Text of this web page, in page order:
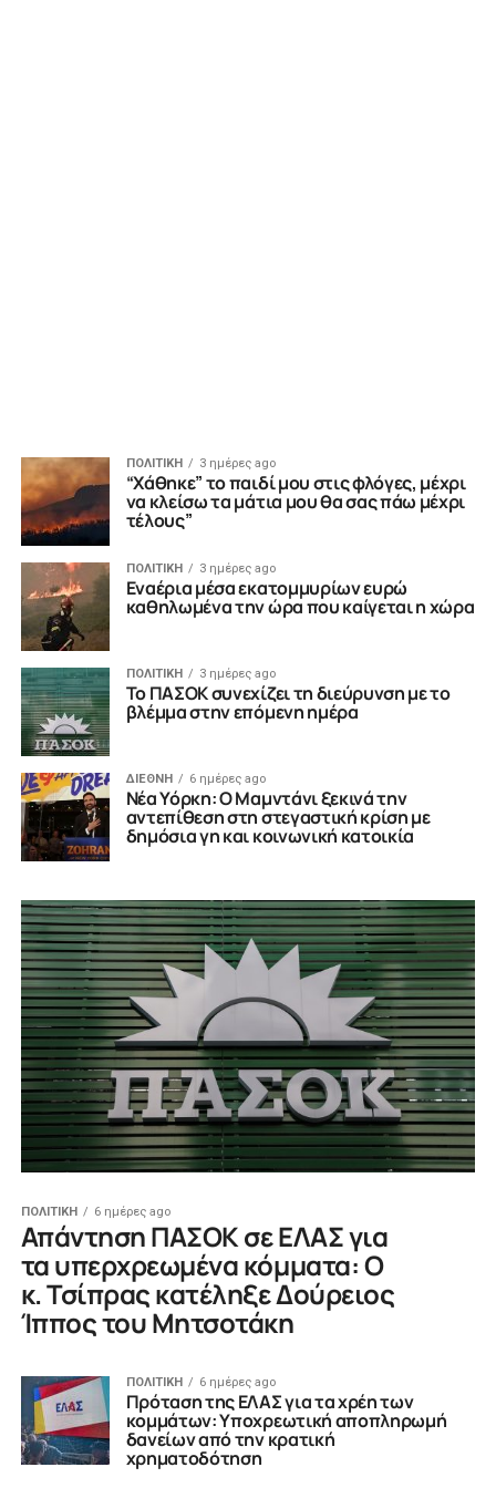
ΠΟΛΙΤΙΚΗ 3 ημέρες ago
“Χάθηκε” το παιδί μου στις φλόγες, μέχρι
να κλείσω τα μάτια μου θα σας πάω μέχρι
τέλους”
ΠΟΛΙΤΙΚΗ 3 ημέρες ago
Εναέρια μέσα εκατομμυρίων ευρώ
καθηλωμένα την ώρα που καίγεται η χώρα
ΠΟΛΙΤΙΚΗ 3 ημέρες ago
Το ΠΑΣΟΚ συνεχίζει τη διεύρυνση με το
βλέμμα στην επόμενη ημέρα
ΔΙΕΘΝΗ 6 ημέρες ago
Νέα Υόρκη: Ο Μαμντάνι ξεκινά την
αντεπίθεση στη στεγαστική κρίση με
δημόσια γη και κοινωνική κατοικία
ΠΟΛΙΤΙΚΗ 6 ημέρες ago
Απάντηση ΠΑΣΟΚ σε ΕΛΑΣ για
τα υπερχρεωμένα κόμματα: Ο
κ. Τσίπρας κατέληξε Δούρειος
Ίππος του Μητσοτάκη
ΠΟΛΙΤΙΚΗ 6 ημέρες ago
Πρόταση της ΕΛΑΣ για τα χρέη των
κομμάτων: Υποχρεωτική αποπληρωμή
δανείων από την κρατική
χρηματοδότηση